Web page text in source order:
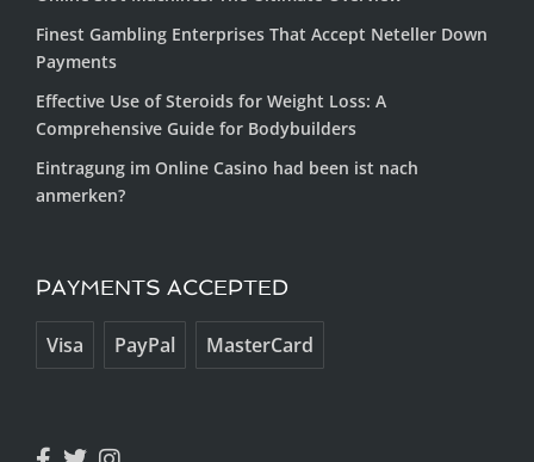
Finest Gambling Enterprises That Accept Neteller Down
Payments
Effective Use of Steroids for Weight Loss: A
Comprehensive Guide for Bodybuilders
Eintragung im Online Casino had been ist nach
anmerken?
PAYMENTS ACCEPTED
Visa PayPal MasterCard